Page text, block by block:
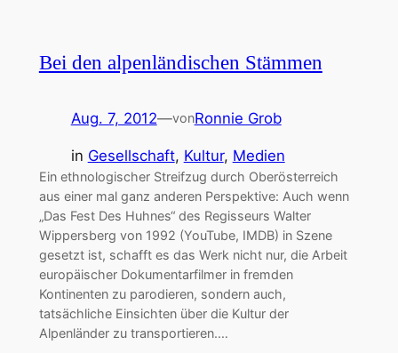
Bei den alpenländischen Stämmen
Aug. 7, 2012—vonRonnie Grob
in Gesellschaft, Kultur, Medien
Ein ethnologischer Streifzug durch Oberösterreich
aus einer mal ganz anderen Perspektive: Auch wenn
„Das Fest Des Huhnes“ des Regisseurs Walter
Wippersberg von 1992 (YouTube, IMDB) in Szene
gesetzt ist, schafft es das Werk nicht nur, die Arbeit
europäischer Dokumentarfilmer in fremden
Kontinenten zu parodieren, sondern auch,
tatsächliche Einsichten über die Kultur der
Alpenländer zu transportieren.…